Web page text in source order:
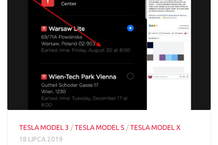
TESLA MODEL 3 /TESLA MODEL S /TESLA MODEL X
18 LIPCA 2019